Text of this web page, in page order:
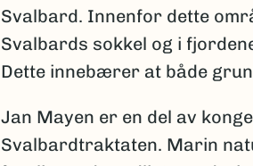
Svalbard. Innenfor dette
Svalbards sokkel og i
Dette innebærer at både
Jan Mayen er en del av
Svalbardtraktaten. Marin